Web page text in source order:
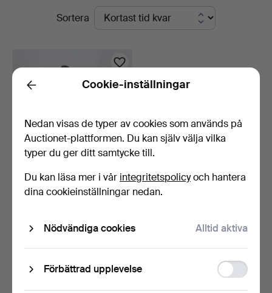
PågåendeSortera
BARBIEDOCKOR, 2 st.
"Midge" och "Ken", brö…
190 USD
Bevaka sökning
Back Cookie-inställningar
Nedan visas de typer av cookies som används på
Auctionet-plattformen. Du kan själv välja vilka
typer du ger ditt samtycke till.
Du kan läsa mer i vår integritetspolicyoch hantera
dina cookieinställningar nedan.
Nödvändiga cookies Alltid aktiva
Förbättrad upplevelse
storage